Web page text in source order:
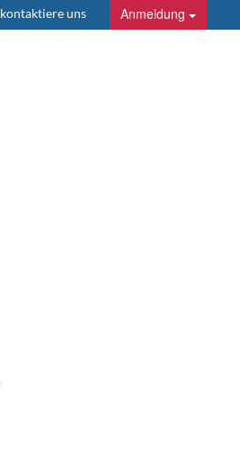
kontaktiere uns Anmeldung